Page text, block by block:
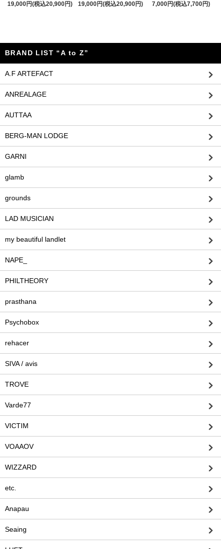
19,000円(税込20,900円) 19,000円(税込20,900円) 7,000円(税込7,700円)
BRAND LIST “A to Z”
A.F ARTEFACT
ANREALAGE
AUTTAA
BERG-MAN LODGE
GARNI
glamb
grounds
LAD MUSICIAN
my beautiful landlet
NAPE_
PHILTHEORY
prasthana
Psychobox
rehacer
SIVA / avis
TROVE
Varde77
VICTIM
VOAAOV
WIZZARD
etc.
Anapau
Seaing